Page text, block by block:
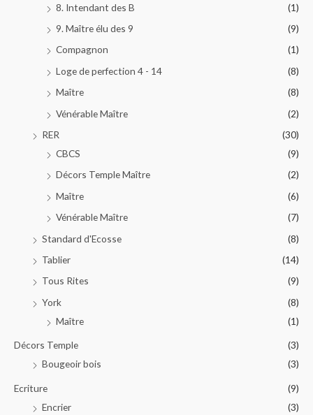
8. Intendant des B
(1)
9. Maître élu des 9
(9)
Compagnon
(1)
Loge de perfection 4 - 14
(8)
Maître
(8)
Vénérable Maître
(2)
RER
(30)
CBCS
(9)
Décors Temple Maître
(2)
Maître
(6)
Vénérable Maître
(7)
Standard d'Ecosse
(8)
Tablier
(14)
Tous Rites
(9)
York
(8)
Maître
(1)
Décors Temple
(3)
Bougeoir bois
(3)
Ecriture
(9)
Encrier
(3)